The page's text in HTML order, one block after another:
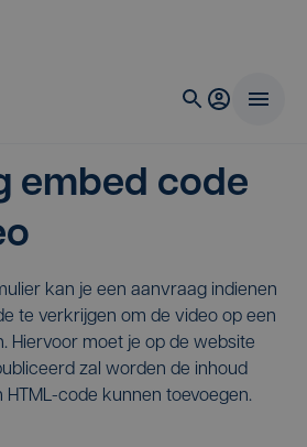
embed code
kan je een aanvraag indienen
te verkrijgen om de video op een
Hiervoor moet je op de website
zal worden de inhoud
code kunnen toevoegen.